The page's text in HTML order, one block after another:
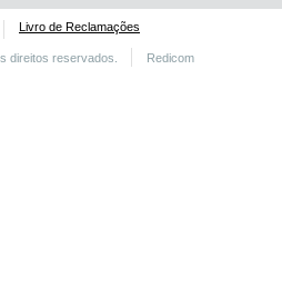
Livro de Reclamações
direitos reservados. Redicom